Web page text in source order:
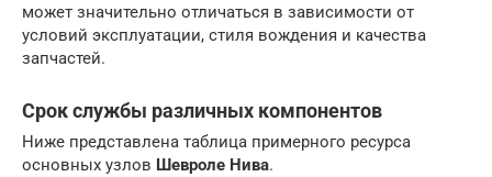
может значительно отличаться в зависимости от
условий эксплуатации, стиля вождения и качества
запчастей.
Cрок службы различных компонентов
Ниже представлена таблица примерного ресурса
основных узлов Шевроле Нива.